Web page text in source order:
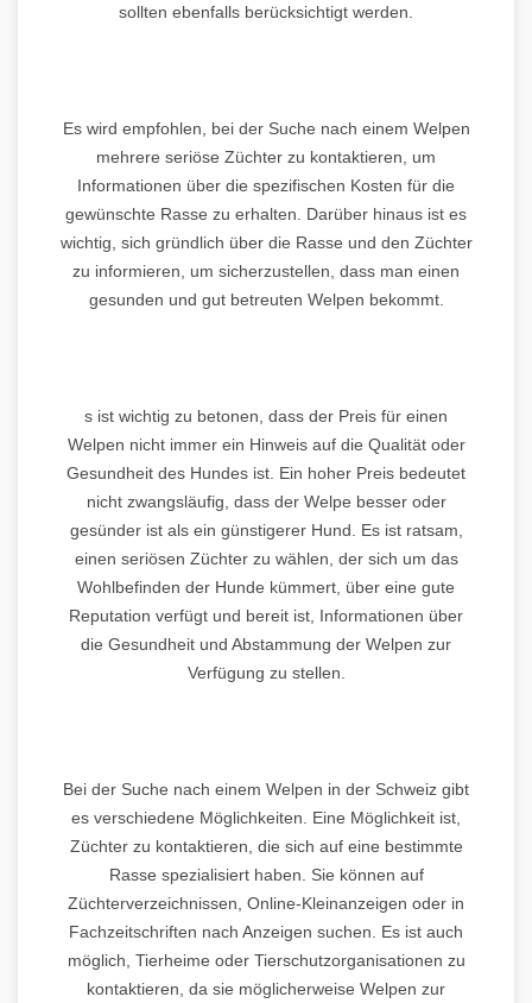
sollten ebenfalls berücksichtigt werden.
Es wird empfohlen, bei der Suche nach einem Welpen
mehrere seriöse Züchter zu kontaktieren, um
Informationen über die spezifischen Kosten für die
gewünschte Rasse zu erhalten. Darüber hinaus ist es
wichtig, sich gründlich über die Rasse und den Züchter
zu informieren, um sicherzustellen, dass man einen
gesunden und gut betreuten Welpen bekommt.
s ist wichtig zu betonen, dass der Preis für einen
Welpen nicht immer ein Hinweis auf die Qualität oder
Gesundheit des Hundes ist. Ein hoher Preis bedeutet
nicht zwangsläufig, dass der Welpe besser oder
gesünder ist als ein günstigerer Hund. Es ist ratsam,
einen seriösen Züchter zu wählen, der sich um das
Wohlbefinden der Hunde kümmert, über eine gute
Reputation verfügt und bereit ist, Informationen über
die Gesundheit und Abstammung der Welpen zur
Verfügung zu stellen.
Bei der Suche nach einem Welpen in der Schweiz gibt
es verschiedene Möglichkeiten. Eine Möglichkeit ist,
Züchter zu kontaktieren, die sich auf eine bestimmte
Rasse spezialisiert haben. Sie können auf
Züchterverzeichnissen, Online-Kleinanzeigen oder in
Fachzeitschriften nach Anzeigen suchen. Es ist auch
möglich, Tierheime oder Tierschutzorganisationen zu
kontaktieren, da sie möglicherweise Welpen zur